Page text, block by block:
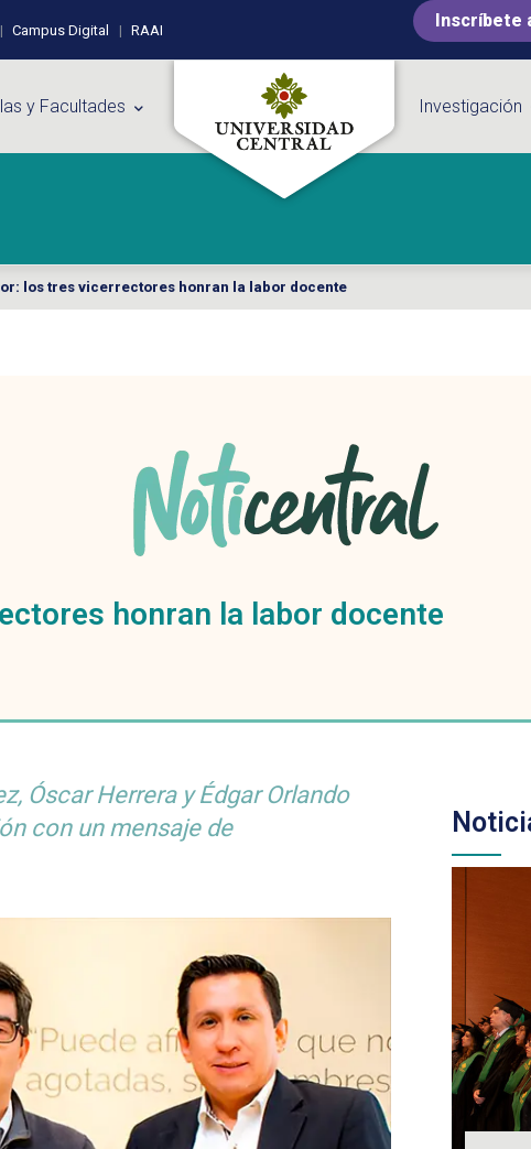
Campus Digital RAAI Inscríbete
y Facultades Investigación
los tres vicerrectores honran la labor docente
honran la labor docente
Óscar Herrera y Édgar Orlando
con un mensaje de